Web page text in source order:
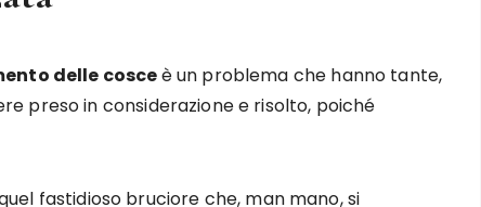
delle cosceè un problema che hanno tante,
preso in considerazione e risolto, poiché
fastidioso bruciore che, man mano, si